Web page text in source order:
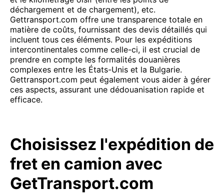
déchargement et de chargement), etc.
Gettransport.com offre une transparence totale en
matière de coûts, fournissant des devis détaillés qui
incluent tous ces éléments. Pour les expéditions
intercontinentales comme celle-ci, il est crucial de
prendre en compte les formalités douanières
complexes entre les États-Unis et la Bulgarie.
Gettransport.com peut également vous aider à gérer
ces aspects, assurant une dédouanisation rapide et
efficace.
Choisissez l'expédition de
fret en camion avec
GetTransport.com